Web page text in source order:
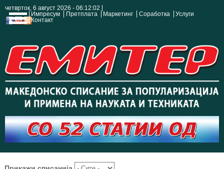
четврток, 6 август 2026 - 06:12:02
Импресум
Претплата Маркетинг Соработка
Услуги
Контакт